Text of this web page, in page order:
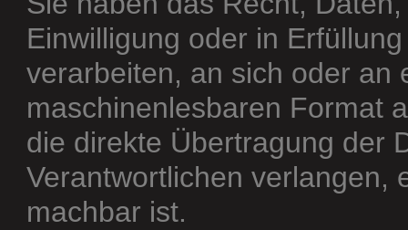
Einwilligung oder in
verarbeiten, an sich oder an
maschinenlesbaren Format
die direkte Übertragung der
Verantwortlichen verlangen,
machbar ist.